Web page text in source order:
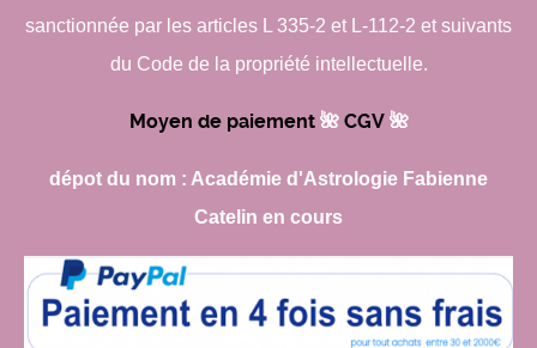
sanctionnée par les articles L 335-2 et L-112-2 et suivants
du Code de la propriété intellectuelle.
Moyen de paiement🌺​ CGV 🌺​
dépot du nom : Académie d'Astrologie Fabienne
Catelin en cours